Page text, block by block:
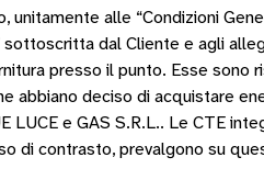
unitamente alle “Condizioni
sottoscritta dal Cliente e agli
presso il punto. Esse sono
abbiano deciso di acquistare
LUCE e GAS S.R.L.. Le CTE
di contrasto, prevalgono su